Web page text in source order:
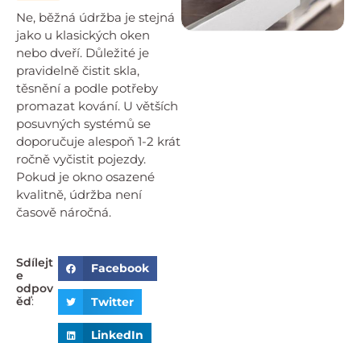
Ne, běžná údržba je stejná
jako u klasických oken
nebo dveří. Důležité je
pravidelně čistit skla,
těsnění a podle potřeby
promazat kování. U větších
posuvných systémů se
doporučuje alespoň 1-2 krát
ročně vyčistit pojezdy.
Pokud je okno osazené
kvalitně, údržba není
časově náročná.
Sdílejt
e
odpov
ěď:
Facebook
Twitter
LinkedIn